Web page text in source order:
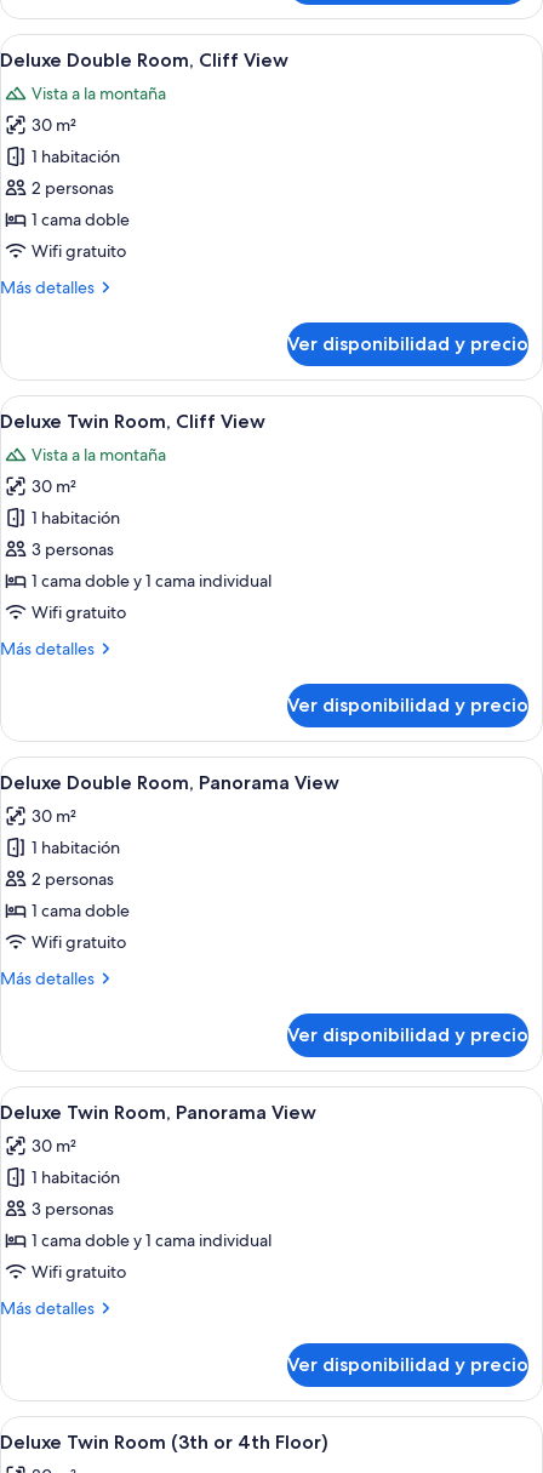
Double
Room,
Garden
Ver
todas
las
fotos
de
Deluxe
Double
Room,
View
Habitación de hotel con una cama
9
Deluxe Double Room, Cliff View
Vista a la montaña
30 m²
1 habitación
2 personas
1 cama doble
Wifi gratuito
Más detalles
Más
Double
Room,
Cliff
Ver disponibilidad y precio
Ver
todas
las
fotos
de
Deluxe
Twin
Room,
View
Habitación de hotel con dos camas,
8
Deluxe Twin Room, Cliff View
Vista a la montaña
30 m²
1 habitación
3 personas
1 cama doble y 1 cama individual
Wifi gratuito
Más detalles
Más
Twin
Room,
Cliff
Ver disponibilidad y precio
Ver
todas
las
fotos
de
Deluxe
Double
Panorama
Zona de piscina con vistas a un
8
Deluxe Double Room, Panorama View
30 m²
1 habitación
2 personas
1 cama doble
Wifi gratuito
Más detalles
Más
Double
Room,
Panorama
Ver disponibilidad y precio
Ver
todas
las
fotos
de
Deluxe
Twin
Panorama
Zona de piscina con vistas a un
7
Deluxe Twin Room, Panorama View
30 m²
1 habitación
3 personas
1 cama doble y 1 cama individual
Wifi gratuito
Más detalles
Más
Twin
Room,
Panorama
Ver disponibilidad y precio
Ver
todas
Una habitación de hotel con cama,
4
Deluxe Twin Room (3th or 4th Floor)